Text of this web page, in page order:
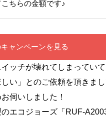
こちらの金額です♪
ャンペーンを見る
ッチが壊れてしまってい
い」とのご依頼を頂きま
伺いしました！
エコジョーズ「RUF-